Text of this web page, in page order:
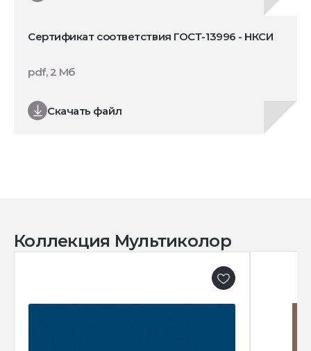
Сертификат соответствия ГОСТ-13996 - НКСИ
Скачать файл
pdf, 2 Мб
Коллекция Мультиколор